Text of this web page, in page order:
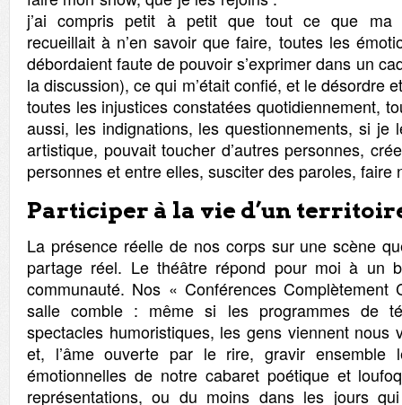
j’ai compris petit à petit que tout ce que ma
recueillait à n’en savoir que faire, toutes les
débordaient faute de pouvoir s’exprimer dans un
la discussion), ce qui m’était confié, et le désordre
toutes les injustices constatées quotidiennement,
aussi, les indignations, les questionnements, si je
artistique, pouvait toucher d’autres personnes,
personnes et entre elles, susciter des paroles, faire
Participer à la vie d’un
La présence réelle de nos corps sur une scène
partage réel. Le théâtre répond pour moi à un
communauté. Nos « Conférences Complètement
salle comble : même si les programmes de
spectacles humoristiques, les gens viennent nous
et, l’âme ouverte par le rire, gravir ensemble
émotionnelles de notre cabaret poétique et
représentations, ou du moins dans les jours